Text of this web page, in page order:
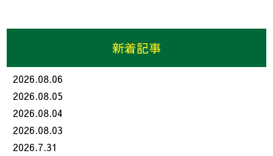
新着記事
2026.08.06
2026.08.05
2026.08.04
2026.08.03
2026.7.31